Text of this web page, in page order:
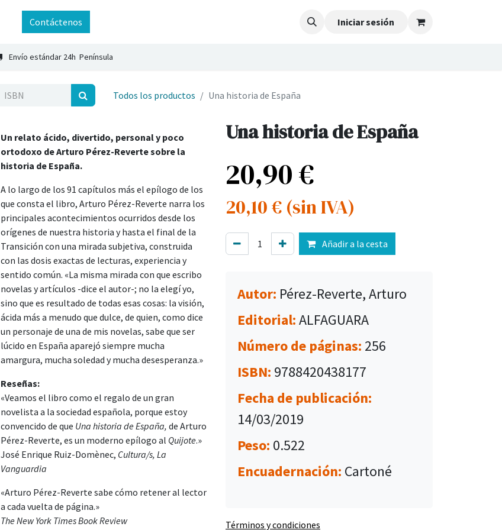
Contáctenos Iniciar sesión
Envío estándar 24h Península
Todos los productos Una historia de España
Un relato ácido, divertido, personal y poco
ortodoxo de Arturo Pérez-Reverte sobre la
historia de España.
A lo largo de los 91 capítulos más el epílogo de los
que consta el libro, Arturo Pérez-Reverte narra los
principales acontecimientos ocurridos desde los
orígenes de nuestra historia y hasta el final de la
Transición con una mirada subjetiva, construida
con las dosis exactas de lecturas, experiencia y
sentido común. «La misma mirada con que escribo
novelas y artículos -dice el autor-; no la elegí yo,
sino que es resultado de todas esas cosas: la visión,
ácida más a menudo que dulce, de quien, como dice
un personaje de una de mis novelas, sabe que ser
lúcido en España aparejó siempre mucha
amargura, mucha soledad y mucha desesperanza.»
Reseñas:
«Veamos el libro como el regalo de un gran
novelista a la sociedad española, porque estoy
convencido de que Una historia de España, de Arturo
Pérez-Reverte, es un moderno epílogo al Quijote.»
José Enrique Ruiz-Domènec, Cultura/s, La
Vanguardia
«Arturo Pérez-Reverte sabe cómo retener al lector
a cada vuelta de página.»
The New York Times Book Review
Una historia de España
20,90€
20,10€ (sin IVA)
Añadir a la cesta
Autor: Pérez-Reverte, Arturo
Editorial:ALFAGUARA
Número de páginas: 256
ISBN: 9788420438177
Fecha de publicación:
14/03/2019
Peso: 0.522
Encuadernación: Cartoné
Términos y condiciones